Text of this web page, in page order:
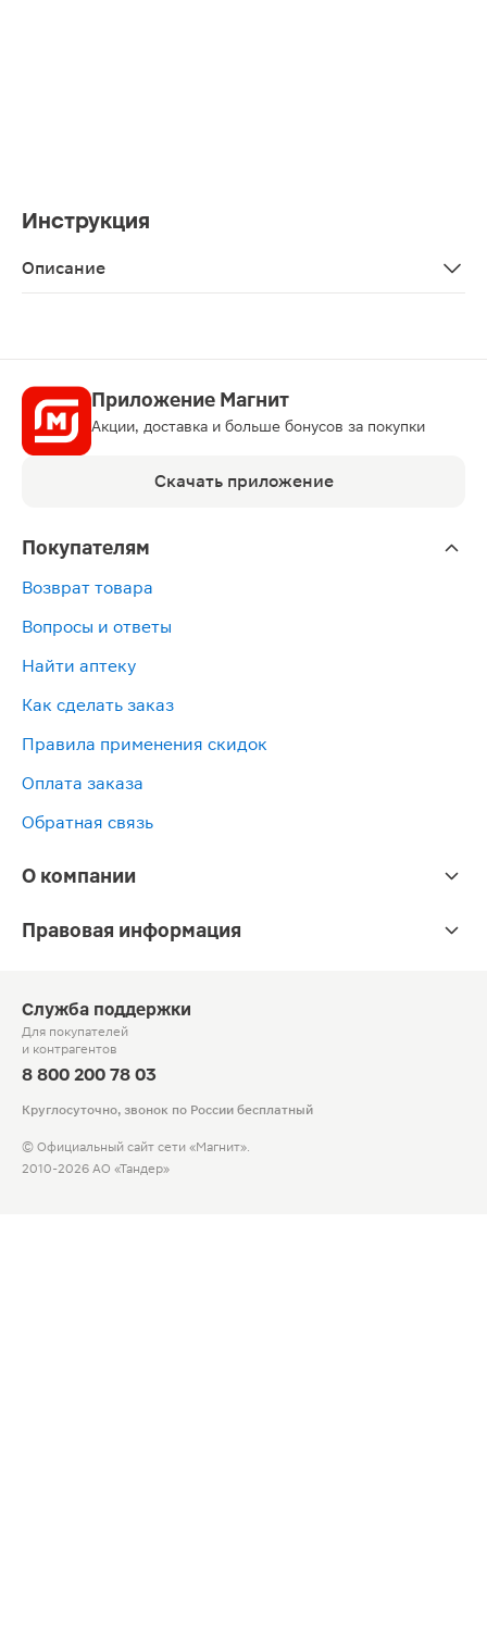
Инструкция
Описание
Приложение Магнит
Акции, доставка и больше бонусов за покупки
Скачать приложение
Покупателям
Возврат товара
Вопросы и ответы
Найти аптеку
Как сделать заказ
Правила применения скидок
Оплата заказа
Обратная связь
О компании
Правовая информация
Служба поддержки
Для покупателей
и контрагентов
8 800 200 78 03
Круглосуточно, звонок по России бесплатный
© Официальный сайт сети «Магнит».
2010-2026 АО «Тандер»